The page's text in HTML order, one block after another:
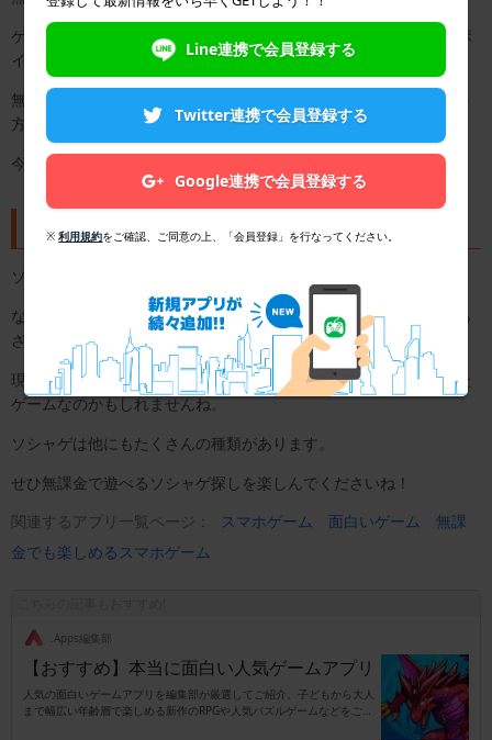
ゲーム内でポイントをためていくと、ソシャゲで使える課金用のポ
イントとして使えるようになります。
無課金で遊びたいけど、やっぱりアイテムを購入してみたいという
方にはぴったりのゲームになっています。
今までになかったスタイルのゲームなので、期待が高まりますね。
ソシャゲはコミュニケーションツールにも
ソシャゲをプレイするには、SNSの登録が必須になってきます。
なので、ソシャゲを通してネット上でのコミュニケーションを取ら
ざるを得ないことも多いと思います。
現代はかなりのネット社会なので、ソシャゲは今の世の中に合った
ゲームなのかもしれませんね。
ソシャゲは他にもたくさんの種類があります。
せひ無課金で遊べるソシャゲ探しを楽しんでくださいね！
関連するアプリ一覧ページ：
スマホゲーム 面白いゲーム
無課
金でも楽しめるスマホゲーム
.Apps編集部
【おすすめ】本当に面白い人気ゲームアプリ
人気の面白いゲームアプリを編集部が厳選してご紹介。子どもから大人
まで幅広い年齢層で楽しめる新作のRPGや人気パズルゲームなどをご紹
Line連携で会員登録する
Twitter連携で会員登録する
Google連携で会員登録する
※利用規約をご確認、ご同意の上、「会員登録」を行なってください。